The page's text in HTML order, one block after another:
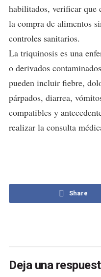
habilitados, verificar que
la compra de alimentos
controles sanitarios.
La triquinosis es una
o derivados
pueden incluir fiebre,
párpados, diarrea,
compatibles y
realizar la consulta
Share
Deja una